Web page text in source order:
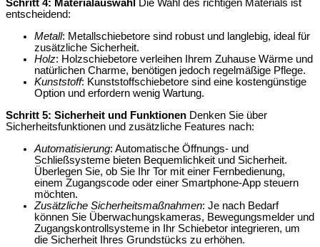
Schritt 4: Materialauswahl
Die Wahl des richtigen Materials ist
entscheidend:
Metall: Metallschiebetore sind robust und langlebig, ideal für
zusätzliche Sicherheit.
Holz: Holzschiebetore verleihen Ihrem Zuhause Wärme und
natürlichen Charme, benötigen jedoch regelmäßige Pflege.
Kunststoff: Kunststoffschiebetore sind eine kostengünstige
Option und erfordern wenig Wartung.
Schritt 5: Sicherheit und Funktionen Denken Sie über
Sicherheitsfunktionen und zusätzliche Features nach:
Automatisierung: Automatische Öffnungs- und
Schließsysteme bieten Bequemlichkeit und Sicherheit.
Überlegen Sie, ob Sie Ihr Tor mit einer Fernbedienung,
einem Zugangscode oder einer Smartphone-App steuern
möchten.
Zusätzliche Sicherheitsmaßnahmen: Je nach Bedarf
können Sie Überwachungskameras, Bewegungsmelder und
Zugangskontrollsysteme in Ihr Schiebetor integrieren, um
die Sicherheit Ihres Grundstücks zu erhöhen.